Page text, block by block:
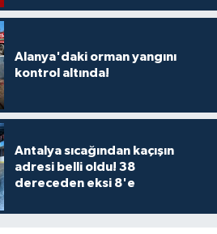
Alanya'daki orman yangını
kontrol altında!
Antalya sıcağından kaçışın
adresi belli oldu! 38
dereceden eksi 8'e